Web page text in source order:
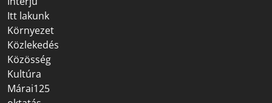
Itt lakunk
Környezet
Közlekedés
Közösség
Kultúra
Márai125